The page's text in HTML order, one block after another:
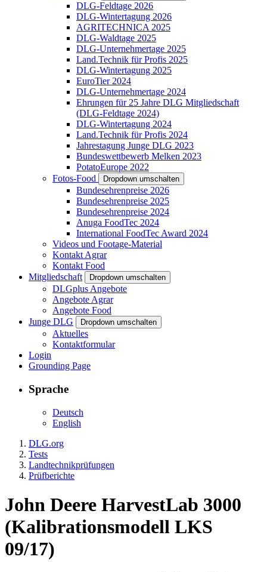
DLG-Feldtage 2026
DLG-Wintertagung 2026
AGRITECHNICA 2025
DLG-Waldtage 2025
DLG-Unternehmertage 2025
Land.Technik für Profis 2025
DLG-Wintertagung 2025
EuroTier 2024
DLG-Unternehmertage 2024
Ehrungen für 25 Jahre DLG Mitgliedschaft
(DLG-Feldtage 2024)
DLG-Wintertagung 2024
Land.Technik für Profis 2024
Jahrestagung Junge DLG 2023
Bundeswettbewerb Melken 2023
PotatoEurope 2022
Fotos-Food
Dropdown umschalten
Bundesehrenpreise 2026
Bundesehrenpreise 2025
Bundesehrenpreise 2024
Anuga FoodTec 2024
International FoodTec Award 2024
Videos und Footage-Material
Kontakt Agrar
Kontakt Food
Mitgliedschaft
Dropdown umschalten
DLGplus Angebote
Angebote Agrar
Angebote Food
Junge DLG
Dropdown umschalten
Aktuelles
Kontaktformular
Login
Grounding Page
Sprache
Deutsch
English
DLG.org
Tests
Landtechnikprüfungen
Prüfberichte
John Deere HarvestLab 3000
(Kalibrationsmodell LKS
09/17)